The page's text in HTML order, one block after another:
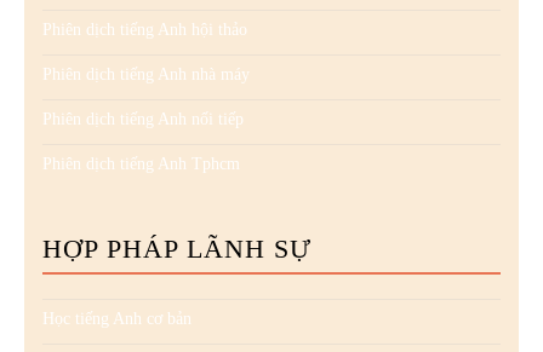
Phiên dịch tiếng Anh hội thảo
Phiên dịch tiếng Anh nhà máy
Phiên dịch tiếng Anh nối tiếp
Phiên dịch tiếng Anh Tphcm
HỢP PHÁP LÃNH SỰ
Học tiếng Anh cơ bản